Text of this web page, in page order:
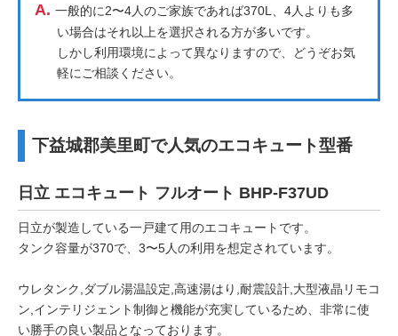
A. 一般的に2〜4人のご家族であれば370L、4人よりも多
い場合はそれ以上を選択される方が多いです。
しかし利用環境によって異なりますので、どうぞお気
軽にご相談ください。
下益城郡美里町で人気のエコキュート型番
日立 エコキュート フルオート BHP-F37UD
日立が製造している一戸建て用のエコキュートです。
タンク容量が370で、3〜5人の利用を想定されています。
ウレタンク,ダブル湯温設定,高速湯はり,耐震設計,大型液晶リモコ
ン,インテリジェント制御と機能が充実しているため、非常に使
い勝手の良い製品となっております。